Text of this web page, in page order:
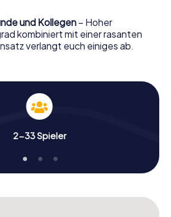
und Kollegen – Hoher
kombiniert mit einer rasanten
verlangt euch einiges ab.
2-33 Spieler